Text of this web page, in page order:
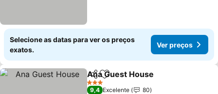
Selecione as datas para ver os preços
exatos.
Ver preços
PartilharAdicionar aos favoritos
Ana Guest House
3 Estrelas
9,4 Excelente
80